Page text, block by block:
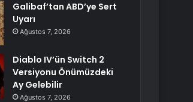
Galibaf’tan ABD’ye Sert
Uyarı
Ağustos 7, 2026
Diablo IV’ün Switch 2
Versiyonu Önümüzdeki
Ay Gelebilir
Ağustos 7, 2026